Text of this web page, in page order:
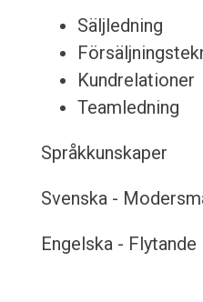
Säljledning
Kundrelationer
Teamledning
Språkkunskaper
Svenska -
Engelska - Flytande